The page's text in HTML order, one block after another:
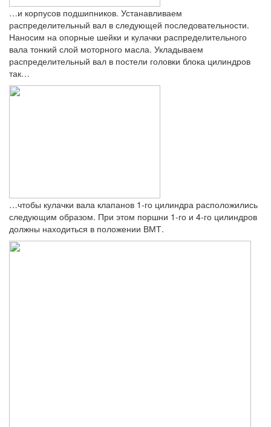
…и корпусов подшипников. Устанавливаем
распределительный вал в следующей последовательности.
Наносим на опорные шейки и кулачки распределительного
вала тонкий слой моторного масла. Укладываем
распределительный вал в постели головки блока цилиндров
так…
…чтобы кулачки вала клапанов 1‑го цилиндра расположились
следующим образом. При этом поршни 1‑го и 4‑го цилиндров
должны находиться в положении ВМТ.